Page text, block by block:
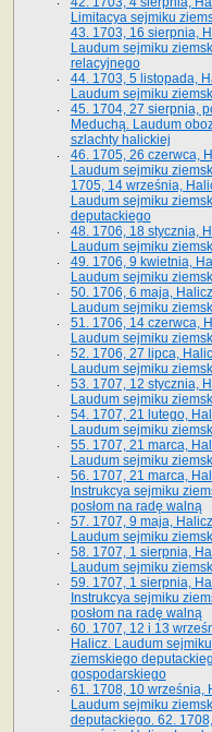
Limitacya sejmiku
43. 1703, 16 sierpnia,
Laudum sejmiku
relacyjnego
44. 1703, 5 listopada,
Laudum sejmiku
45. 1704, 27 sierpnia,
Meduchą. Laudum
szlachty halickiej
46. 1705, 26 czerwca,
Laudum sejmiku
1705, 14 września,
Laudum sejmiku
deputackiego
48. 1706, 18 stycznia,
Laudum sejmiku
49. 1706, 9 kwietnia,
Laudum sejmiku
50. 1706, 6 maja,
Laudum sejmiku
51. 1706, 14 czerwca,
Laudum sejmiku
52. 1706, 27 lipca,
Laudum sejmiku
53. 1707, 12 stycznia,
Laudum sejmiku
54. 1707, 21 lutego,
Laudum sejmiku
55. 1707, 21 marca,
Laudum sejmiku
56. 1707, 21 marca,
Instrukcya sejmiku
posłom na radę walną
57. 1707, 9 maja,
Laudum sejmiku
58. 1707, 1 sierpnia,
Laudum sejmiku
59. 1707, 1 sierpnia,
Instrukcya sejmiku
posłom na radę walną
60. 1707, 12 i 13
Halicz. Laudum sejmiku
ziemskiego
gospodarskiego
61. 1708, 10 września,
Laudum sejmiku
deputackiego. 62.